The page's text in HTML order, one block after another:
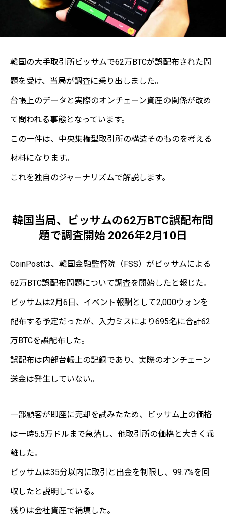
韓国の大手取引所ビッサムで62万BTCが誤配布された問
題を受け、当局が調査に乗り出しました。
台帳上のデータと実際のオンチェーン資産の関係が改め
て問われる事態となっています。
この一件は、中央集権型取引所の構造そのものを考える
材料になります。
これを独自のジャーナリズムで解説します。
韓国当局、ビッサムの62万BTC誤配布問
題で調査開始 2026年2月10日
CoinPostは、韓国金融監督院（FSS）がビッサムによる
62万BTC誤配布問題について調査を開始したと報じた。
ビッサムは2月6日、イベント報酬として2,000ウォンを
配布する予定だったが、入力ミスにより695名に合計62
万BTCを誤配布した。
誤配布は内部台帳上の記録であり、実際のオンチェーン
送金は発生していない。
一部顧客が即座に売却を試みたため、ビッサム上の価格
は一時5.5万ドルまで急落し、他取引所の価格と大きく乖
離した。
ビッサムは35分以内に取引と出金を制限し、99.7%を回
収したと説明している。
残りは会社資産で補填した。